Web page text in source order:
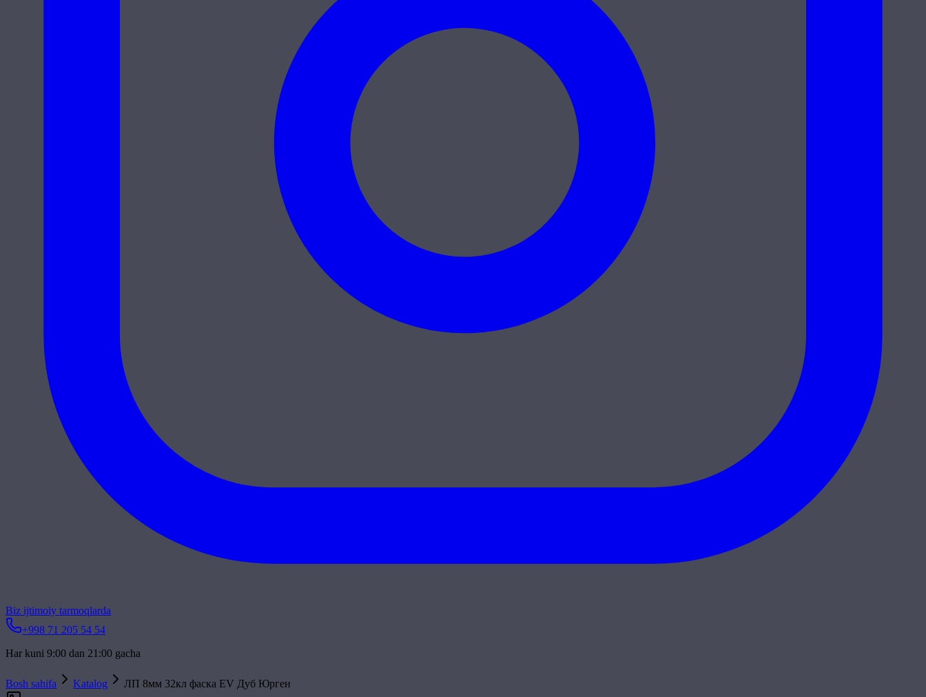
Biz ijtimoiy tarmoqlarda
+998 71 205 54 54
Har kuni 9:00 dan 21:00 gacha
Bosh sahifa Katalog
ЛП 8мм 32кл фаска EV Дуб Юрген